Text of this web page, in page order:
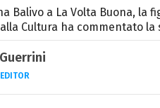
Balivo a La Volta Buona, la
Cultura ha commentato la
in Lettere, smania di